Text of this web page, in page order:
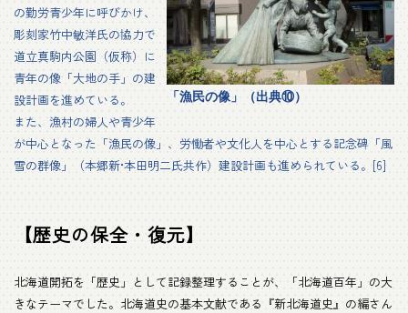
「漁民の像」（出典⑩）
の勤労青少年に呼びかけ、
彫刻家竹中敏洋氏の協力で
道立真駒内公園（仮称）に
青年の像「大地の手」の建
設計画を進めている。
また、漁村の婦人や青少年
が中心となった「漁民の像」、労慟者や文化人を中心とする記念碑「風
雪の群像」（本郷新•本田明二氏共作）建設計画も進められている。[6]
【歴史の保全・復元】
北海道開拓を「歴史」として記録整理することが、「北海道百年」の大
きなテーマでした。北海道史の基本文献である『新北海道史』の編さん